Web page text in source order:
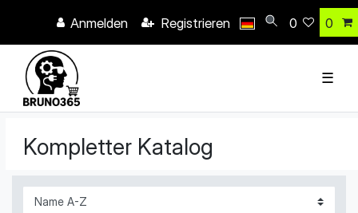
Anmelden Registrieren 0 0
☰
Kompletter Katalog